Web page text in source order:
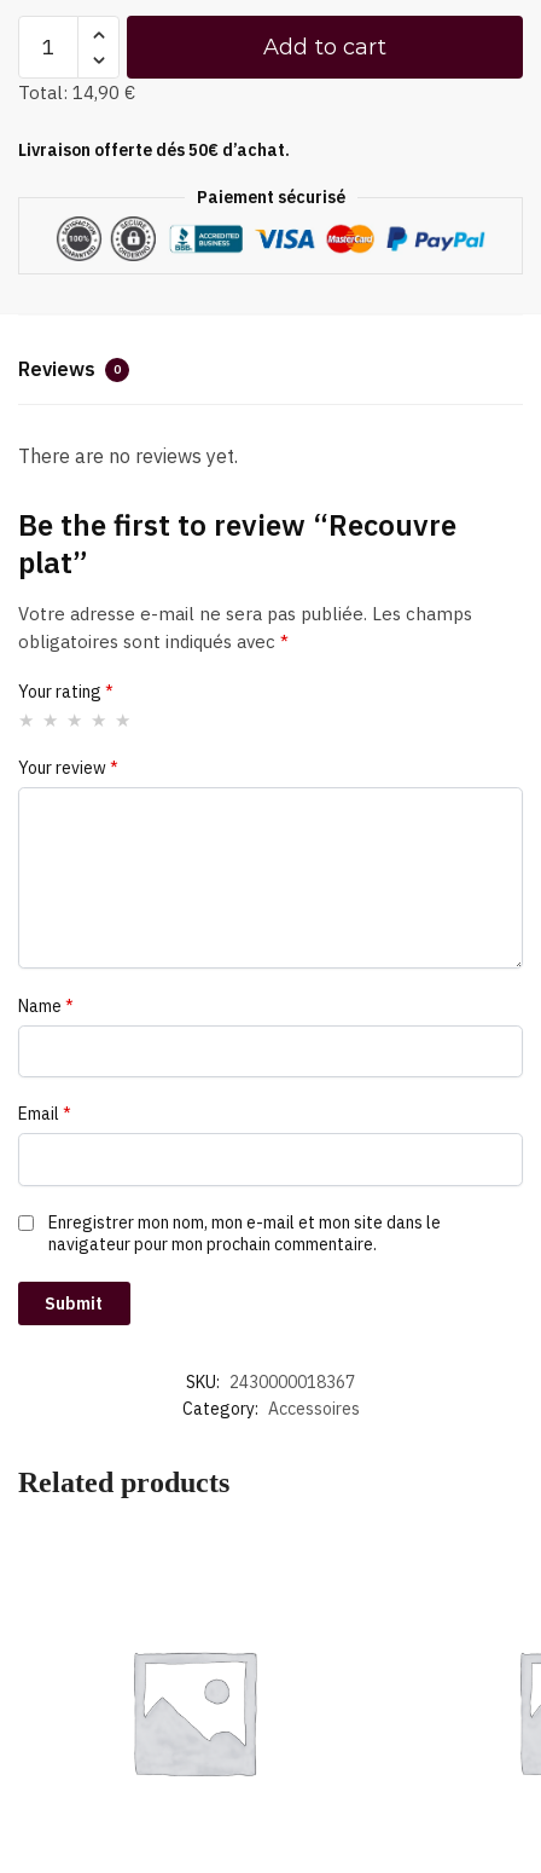
Add to cart
Total: 14,90 €
Livraison offerte dés 50€ d’achat.
Paiement sécurisé
Reviews 0
There are no reviews yet.
Be the first to review “Recouvre
plat”
Votre adresse e-mail ne sera pas publiée. Les champs
obligatoires sont indiqués avec *
Your rating *
Your review*
Name *
Email *
Enregistrer mon nom, mon e-mail et mon site dans le
navigateur pour mon prochain commentaire.
SKU: 2430000018367
Category: Accessoires
Related products